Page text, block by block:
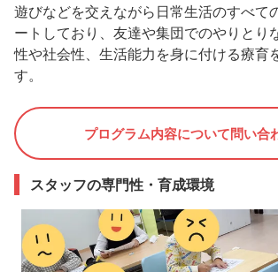
遊びなどを交えながら日常生活のすべて
ートしており、友達や集団でのやりとり
性や社会性、生活能力を身に付ける療育
す。
プログラム内容について問い合
スタッフの専門性・育成環境